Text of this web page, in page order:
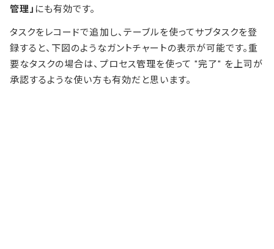
管理」 にも有効です。
タスクをレコードで追加し、テーブルを使ってサブタスクを登
録すると、下図のようなガントチャートの表示が可能です。重
要なタスクの場合は、プロセス管理を使って "完了" を上司が
承認するような使い方も有効だと思います。